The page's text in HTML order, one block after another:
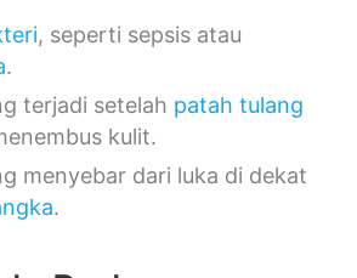
, seperti sepsis atau
.
terjadi setelah patah tulang
kulit.
menyebar dari luka di dekat
.